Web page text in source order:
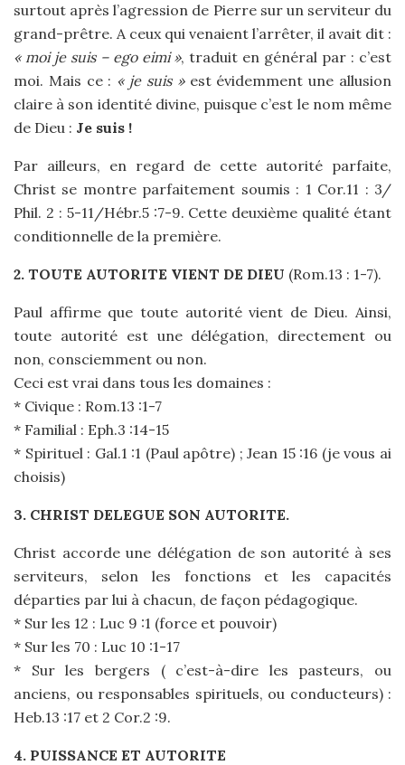
surtout après l’agression de Pierre sur un serviteur du
grand-prêtre. A ceux qui venaient l’arrêter, il avait dit :
« moi je suis – ego eimi », traduit en général par : c’est
moi. Mais ce : « je suis »est évidemment une allusion
claire à son identité divine, puisque c’est le nom même
de Dieu : Je suis !
Par ailleurs, en regard de cette autorité parfaite,
Christ se montre parfaitement soumis : 1 Cor.11 : 3/
Phil. 2 : 5-11/Hébr.5 :7-9. Cette deuxième qualité étant
conditionnelle de la première.
2. TOUTE AUTORITE VIENT DE DIEU (Rom.13 : 1-7).
Paul affirme que toute autorité vient de Dieu. Ainsi,
toute autorité est une délégation, directement ou
non, consciemment ou non.
Ceci est vrai dans tous les domaines :
* Civique : Rom.13 :1-7
* Familial : Eph.3 :14-15
* Spirituel : Gal.1 :1 (Paul apôtre) ; Jean 15 :16 (je vous ai
choisis)
3. CHRIST DELEGUE SON AUTORITE.
Christ accorde une délégation de son autorité à ses
serviteurs, selon les fonctions et les capacités
départies par lui à chacun, de façon pédagogique.
* Sur les 12 : Luc 9 :1 (force et pouvoir)
* Sur les 70 : Luc 10 :1-17
* Sur les bergers ( c’est-à-dire les pasteurs, ou
anciens, ou responsables spirituels, ou conducteurs) :
Heb.13 :17 et 2 Cor.2 :9.
4. PUISSANCE ET AUTORITE